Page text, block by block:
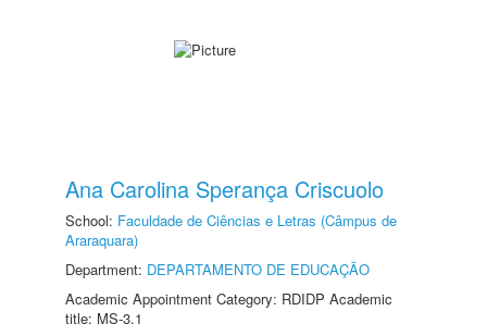
Ana Carolina Sperança Criscuolo
School: Faculdade de Ciências e Letras (Câmpus de
Araraquara)
Department: DEPARTAMENTO DE EDUCAÇÃO
Academic Appointment Category: RDIDP Academic
title: MS-3.1